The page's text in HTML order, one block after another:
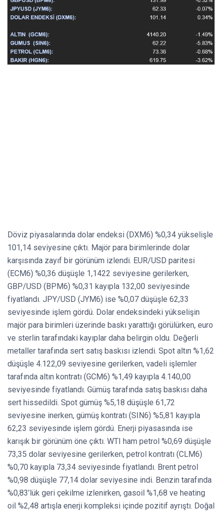
Döviz piyasalarında dolar endeksi (DXM6) %0,34 yükselişle
101,14 seviyesine çıktı. Majör para birimlerinde dolar
karşısında zayıf bir görünüm izlendi. EUR/USD paritesi
(ECM6) %0,36 düşüşle 1,1422 seviyesine gerilerken,
GBP/USD (BPM6) %0,31 kayıpla 132,00 seviyesinde
fiyatlandı. JPY/USD (JYM6) ise %0,07 düşüşle 62,33
seviyesinde işlem gördü. Dolar endeksindeki yükselişin
majör para birimleri üzerinde baskı yarattığı görülürken, euro
ve sterlin tarafındaki kayıplar daha belirgin oldu. Değerli
metaller tarafında sert satış baskısı izlendi. Spot altın %1,62
düşüşle 4.122,09 seviyesine gerilerken, vadeli işlemler
tarafında altın kontratı (GCM6) %1,49 kayıpla 4.140,00
seviyesinde fiyatlandı. Gümüş tarafında satış baskısı daha
sert hissedildi. Spot gümüş %5,18 düşüşle 61,72
seviyesine inerken, gümüş kontratı (SIN6) %5,81 kayıpla
62,23 seviyesinde işlem gördü. Enerji piyasasında ise
karışık bir görünüm öne çıktı. WTI ham petrol %0,69 düşüşle
73,35 dolar seviyesine gerilerken, petrol kontratı (CLM6)
%0,70 kayıpla 73,34 seviyesinde fiyatlandı. Brent petrol
%0,98 düşüşle 77,14 dolar seviyesine indi. Benzin tarafında
%0,83’lük geri çekilme izlenirken, gasoil %1,68 ve heating
oil %2,48 artışla enerji kompleksi içinde pozitif ayrıştı. Doğal